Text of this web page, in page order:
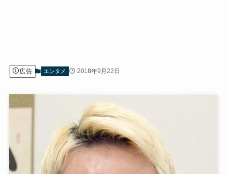
広告 エンタメ 2018年9月22日